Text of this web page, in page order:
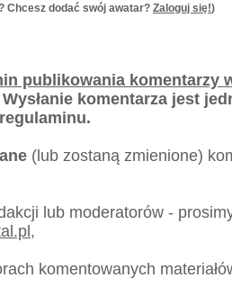
Chcesz dodać swój awatar? Zaloguj się!)
publikowania komentarzy
Wysłanie komentarza jest
(lub zostaną zmienione)
lub moderatorów -
,
komentowanych